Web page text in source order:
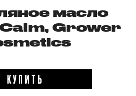
масло
Grower
КУПИТЬ